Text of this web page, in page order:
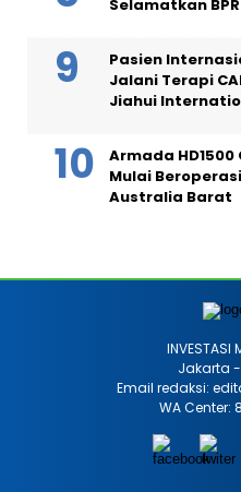
Selamatkan
Pasien
Jalani Terapi
Jiahui
Armada
Mulai
Australia Barat
INVESTASI
Jakarta
Email redaksi:
WA Center: